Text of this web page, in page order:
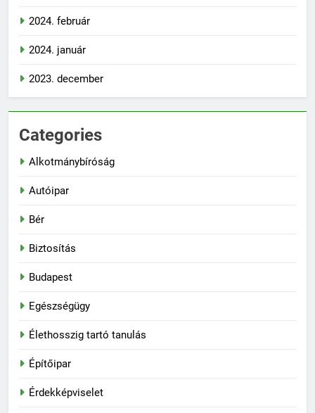
2024. február
2024. január
2023. december
Categories
Alkotmánybíróság
Autóipar
Bér
Biztosítás
Budapest
Egészségügy
Élethosszig tartó tanulás
Építőipar
Érdekképviselet